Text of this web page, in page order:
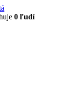
0 ľudí